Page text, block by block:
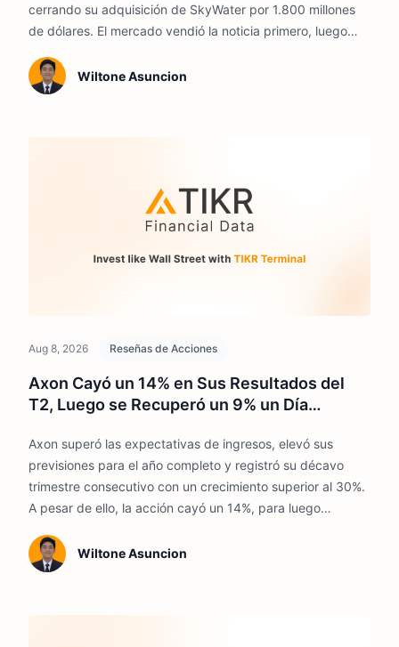
cerrando su adquisición de SkyWater por 1.800 millones
de dólares. El mercado vendió la noticia primero, luego
Wiltone Asuncion
Aug 8, 2026 Reseñas de Acciones
Axon Cayó un 14% en Sus Resultados del
T2, Luego se Recuperó un 9% un Día
Axon superó las expectativas de ingresos, elevó sus
previsiones para el año completo y registró su décavo
trimestre consecutivo con un crecimiento superior al 30%.
A pesar de ello, la acción cayó un 14%, para luego
Wiltone Asuncion